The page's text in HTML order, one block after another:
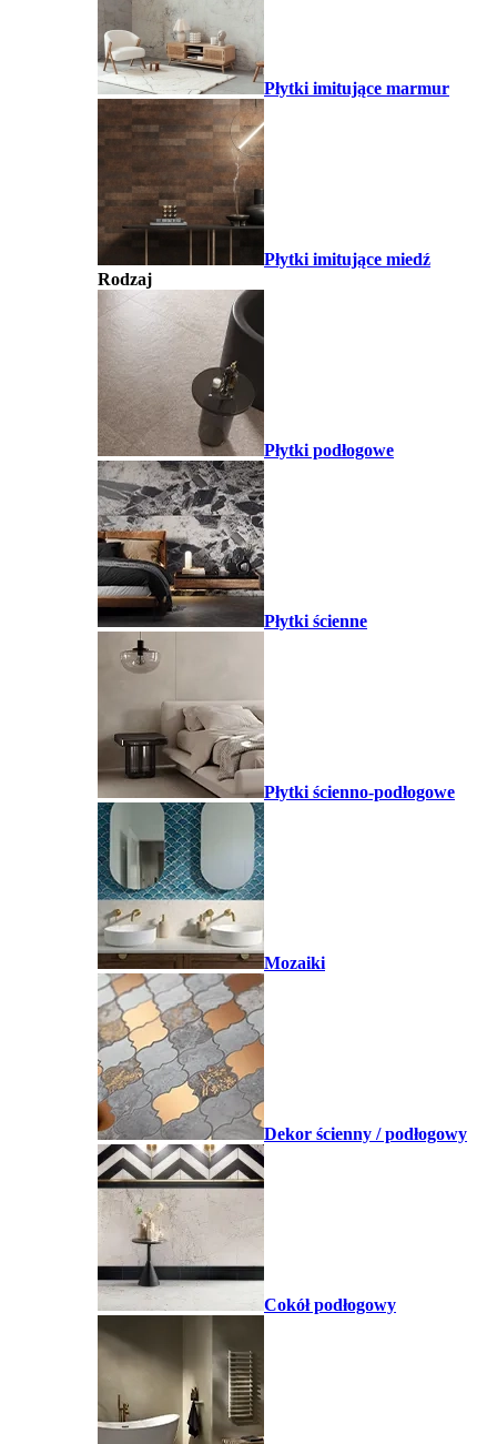
Płytki imitujące marmur
Płytki imitujące miedź
Rodzaj
Płytki podłogowe
Płytki ścienne
Płytki ścienno-podłogowe
Mozaiki
Dekor ścienny / podłogowy
Cokół podłogowy